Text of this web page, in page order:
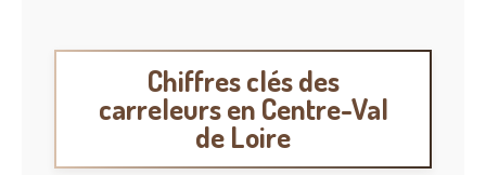
Chiffres clés des
carreleurs en Centre-Val
de Loire